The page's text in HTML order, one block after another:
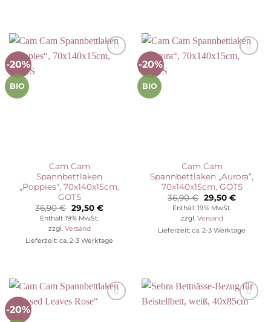
-20%
BIO
Cam Cam
Spannbettlaken
„Poppies“, 70x140x15cm,
GOTS
36,90€ Ursprünglicher
Preis
war:
36,90 €
29,50 €Aktueller
Enthält 19% MwSt.
zzgl. Versand
Lieferzeit: ca. 2-3 Werktage
-20%
BIO
Cam Cam
Spannbettlaken „Aurora“,
70x140x15cm, GOTS
36,90€ Ursprünglicher
Preis
war:
36,90 €
29,50 €
Enthält 19% MwSt.
zzgl. Versand
Lieferzeit: ca. 2-3 Werktage
-20%